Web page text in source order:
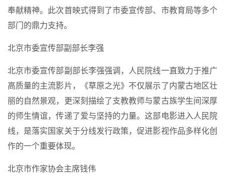
奉献精神。此次首映式得到了市委宣传部、市教育局等多个
部门的鼎力支持。
北京市委宣传部副部长李强
北京市委宣传部副部长李强强调，人民院线一直致力于推广
高质量的主流影片，《草原之光》不仅展示了内蒙古地区壮
丽的自然景观，更深刻描绘了支教教师与蒙古族学生间深厚
的师生情谊，传递了爱与坚持的力量。这部电影进入人民院
线，是落实国家关于分线发行政策，促进影视作品多样化创
作的一个重要体现。
北京市作家协会主席钱伟